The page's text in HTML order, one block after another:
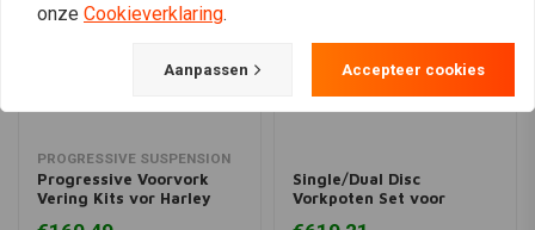
PROGRESSIVE SUSPENSION
Progressive Voorvork
Vering Kits vor Harley
Single/Dual Disc
Vorkpoten Set voor
onze Cookieverklaring.
Aanpassen Accepteer cookies